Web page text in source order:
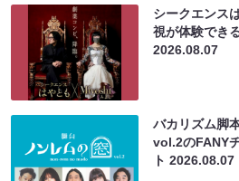
シークエンス
視が体験でき
2026.08.07
バカリズム脚
vol.2のFANY
ト2026.08.07